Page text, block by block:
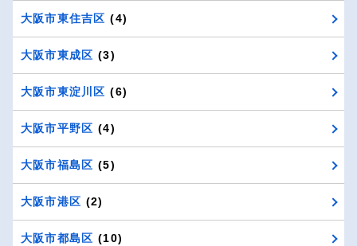
大阪市東住吉区 (4)
大阪市東成区 (3)
大阪市東淀川区 (6)
大阪市平野区 (4)
大阪市福島区 (5)
大阪市港区 (2)
大阪市都島区 (10)